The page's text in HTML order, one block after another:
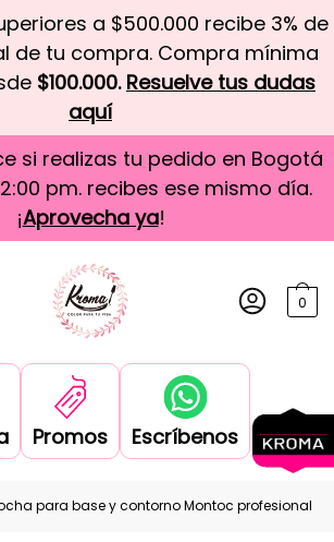
a $500.000 recibe 3% de
de tu compra. Compra mínima
$100.000. Resuelve tus dudas
aquí
si realizas tu pedido en Bogotá
pm. recibes ese mismo día.
¡Aprovecha ya!
0
Promos Escríbenos
para base y contorno Montoc profesional